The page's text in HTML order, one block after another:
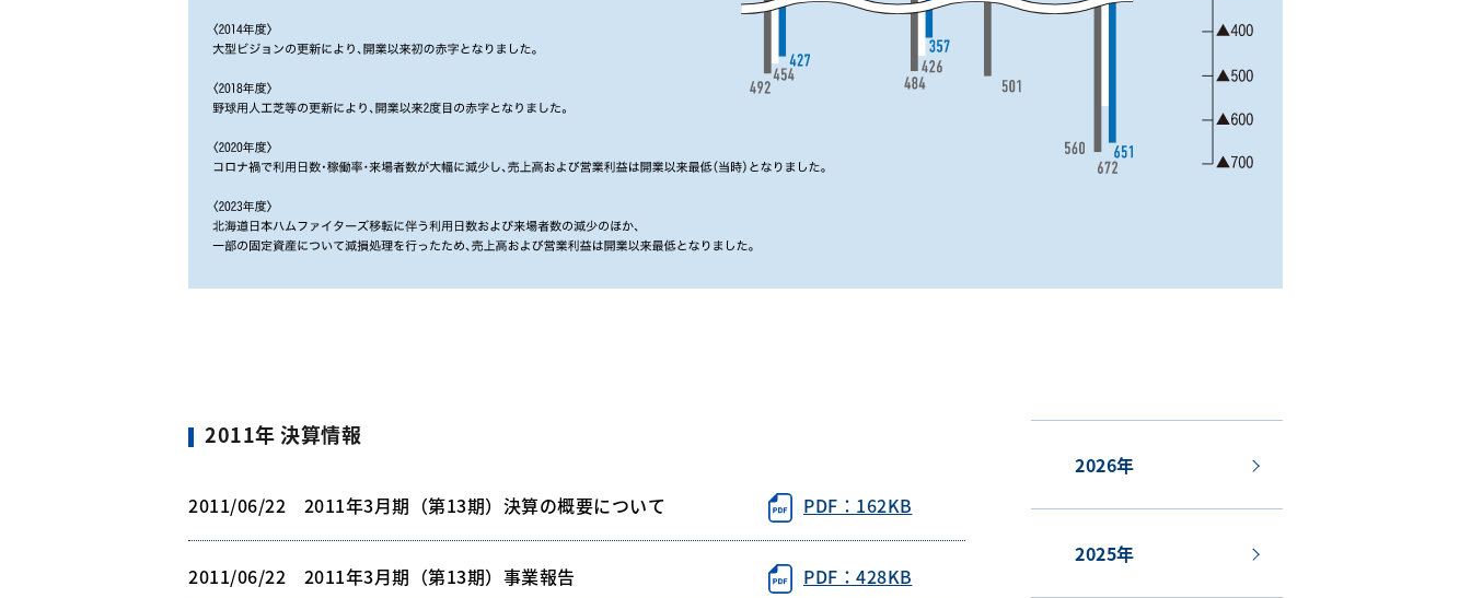
2011年 決算情報
2011/06/22 2011年3月期（第13期）決算の概要について PDF：162KB
2011/06/22 2011年3月期（第13期）事業報告 PDF：428KB
2026年
2025年